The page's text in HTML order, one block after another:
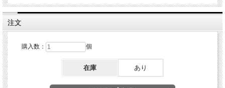
注文
購入数： 個
在庫 あり